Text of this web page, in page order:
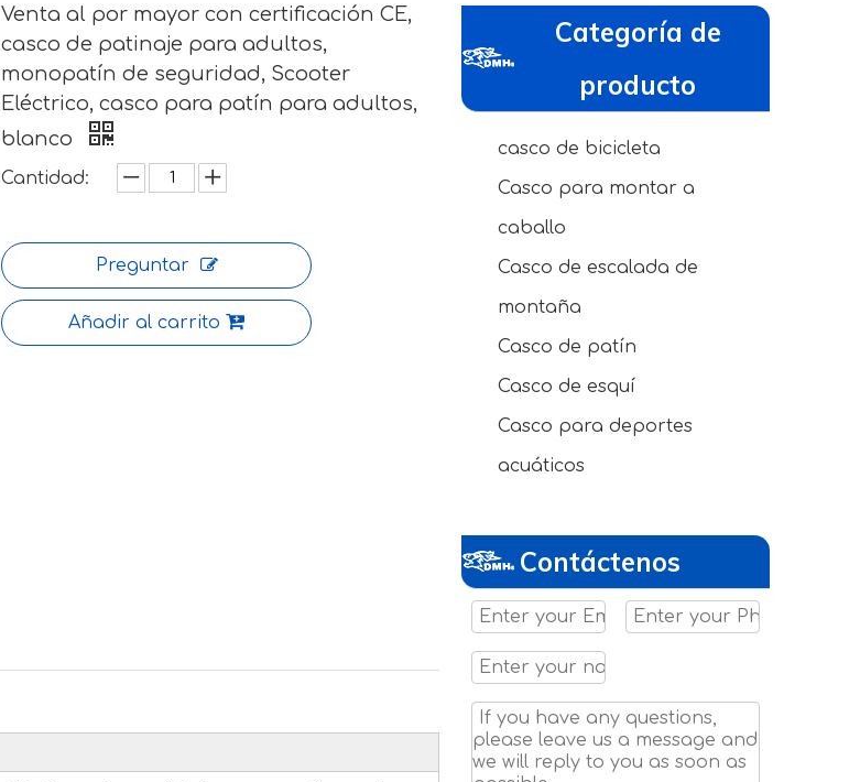
Venta al por mayor con certificación CE,
casco de patinaje para adultos,
monopatín de seguridad, Scooter
Eléctrico, casco para patín para adultos,
blanco
Cantidad:
Preguntar
Añadir al carrito
Categoría de
producto
casco de bicicleta
Casco para montar a
caballo
Casco de escalada de
montaña
Casco de patín
Casco de esquí
Casco para deportes
acuáticos
Contáctenos